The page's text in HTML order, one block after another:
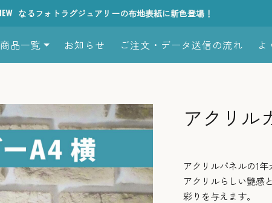
なるフォトラグジュアリーの布地表紙に新色登場！
商品一覧 お知らせ ご注文・データ送信の流れ よ
アクリ
アクリルパネルの1年
アクリルらしい艶感
彩りを与えます。